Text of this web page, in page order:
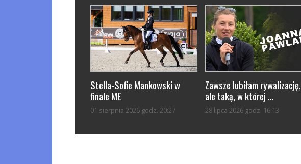
Stella-Sofie Mankowski w
finale ME
01 sierpnia 2026 godz. 20:27
Zawsze lubiłam rywalizację,
ale taką, w której ...
28 lipca 2026 godz. 16:13